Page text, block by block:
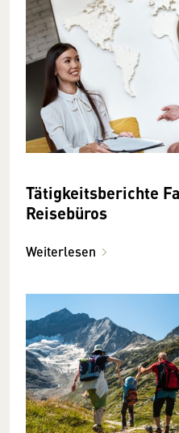
Tätigkeitsberichte
Reisebüros
Weiterlesen